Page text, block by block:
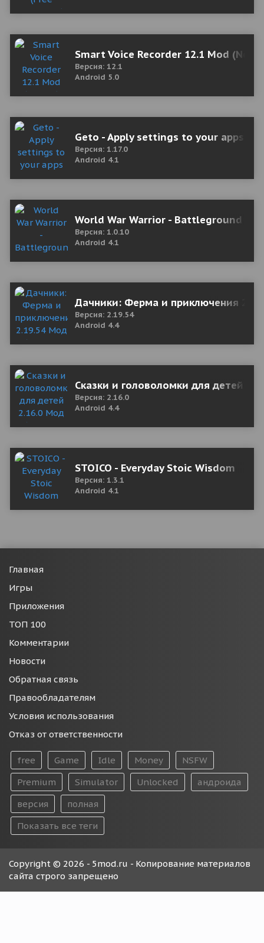
Smart Voice Recorder 12.1 Mod (No
Версия: 12.1
Android 5.0
Geto - Apply settings to your apps
Версия: 1.17.0
Android 4.1
World War Warrior - Battleground
Версия: 1.0.10
Android 4.1
Дачники: Ферма и приключения
Версия: 2.19.54
Android 4.4
Сказки и головоломки для детей
Версия: 2.16.0
Android 4.4
STOICO - Everyday Stoic Wisdom
Версия: 1.3.1
Android 4.1
Главная
Игры
Приложения
ТОП 100
Комментарии
Новости
Обратная связь
Правообладателям
Условия использования
Отказ от ответственности
free Game Idle Money
NSFW
Premium
Simulator Unlocked
андроида
версия
полная
Показать все теги
Copyright © 2026 - 5mod.ru - Копирование материалов
сайта строго запрещено